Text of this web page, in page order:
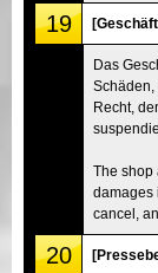
19
Das
Schäden,
Recht,
The shop
damages
cancel,
20